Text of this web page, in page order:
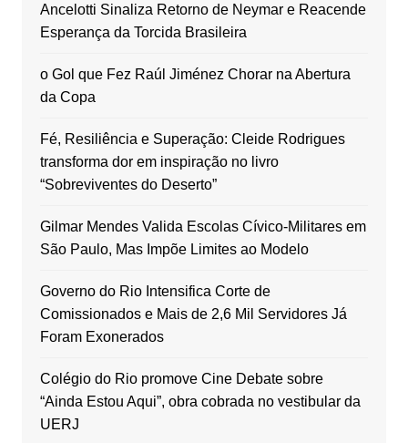
Ancelotti Sinaliza Retorno de Neymar e Reacende
Esperança da Torcida Brasileira
o Gol que Fez Raúl Jiménez Chorar na Abertura
da Copa
Fé, Resiliência e Superação: Cleide Rodrigues
transforma dor em inspiração no livro
“Sobreviventes do Deserto”
Gilmar Mendes Valida Escolas Cívico-Militares em
São Paulo, Mas Impõe Limites ao Modelo
Governo do Rio Intensifica Corte de
Comissionados e Mais de 2,6 Mil Servidores Já
Foram Exonerados
Colégio do Rio promove Cine Debate sobre
“Ainda Estou Aqui”, obra cobrada no vestibular da
UERJ